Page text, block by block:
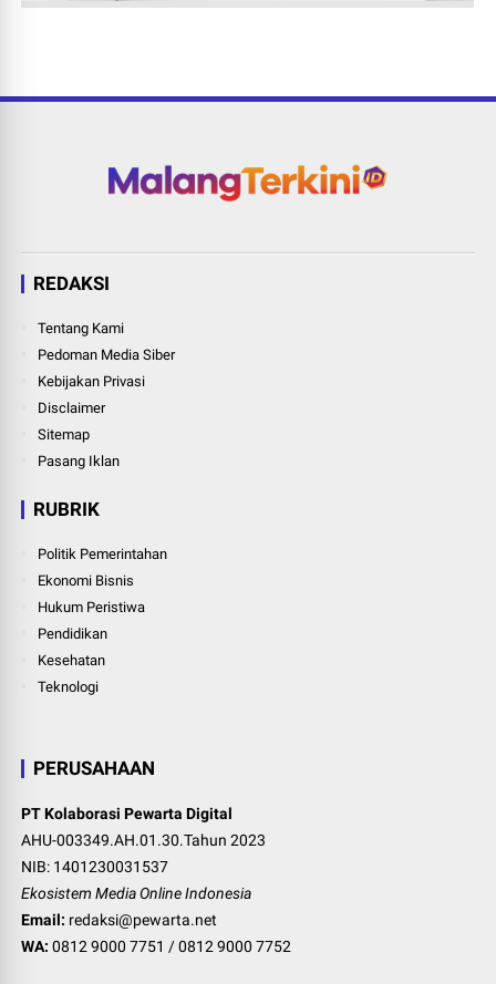
REDAKSI
Tentang Kami
Pedoman Media Siber
Kebijakan Privasi
Disclaimer
Sitemap
Pasang Iklan
RUBRIK
Politik Pemerintahan
Ekonomi Bisnis
Hukum Peristiwa
Pendidikan
Kesehatan
Teknologi
PERUSAHAAN
PT Kolaborasi Pewarta Digital
AHU-003349.AH.01.30.Tahun 2023
NIB: 1401230031537
Ekosistem Media Online Indonesia
Email: redaksi@pewarta.net
WA: 0812 9000 7751 /0812 9000 7752